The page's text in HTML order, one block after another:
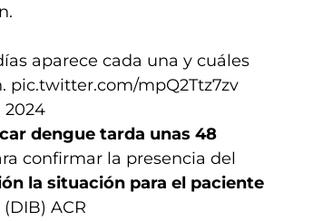
aparece cada una y cuáles
pic.twitter.com/mpQ2Ttz7zv
2024
dengue tarda unas 48
confirmar la presencia del
la situación para el paciente
(DIB) ACR